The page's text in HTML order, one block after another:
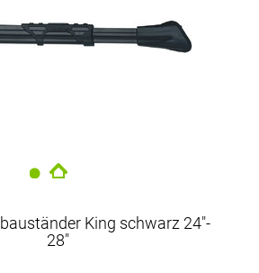
King schwarz 24"-
28"